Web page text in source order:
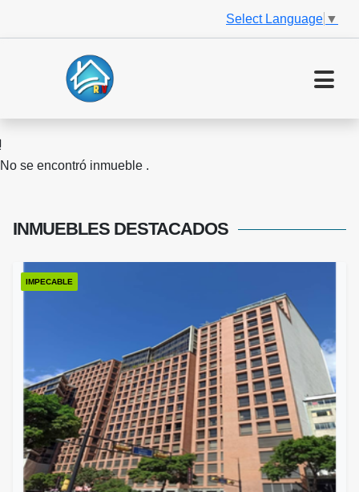
Select Language ▼
No se encontró inmueble .
INMUEBLES DESTACADOS
IMPECABLE